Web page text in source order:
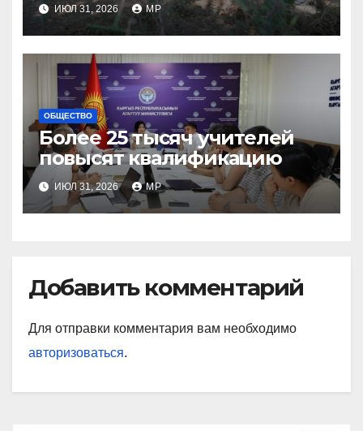
ИЮЛ 31, 2026 MP
ОБЩЕСТВО
Более 25 тысяч учителей
повысят квалификацию
ИЮЛ 31, 2026 MP
Добавить комментарий
Для отправки комментария вам необходимо
авторизоваться.